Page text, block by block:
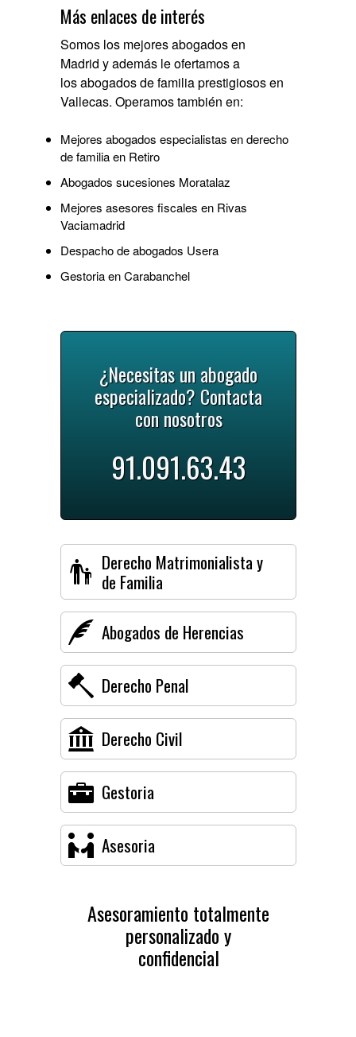
Más enlaces de interés
Somos los mejores abogados en
Madrid y además le ofertamos a
losabogados de familia prestigiosos en
Vallecas. Operamos también en:
Mejores abogados especialistas en derecho
de familia en Retiro
Abogados sucesiones Moratalaz
Mejores asesores fiscales en Rivas
Vaciamadrid
Despacho de abogados Usera
Gestoria en Carabanchel
¿Necesitas un abogado
especializado? Contacta
con nosotros
91.091.63.43
Derecho Matrimonialista y
de Familia
Abogados de Herencias
Derecho Penal
Derecho Civil
Gestoria
Asesoria
Asesoramiento totalmente
personalizado y
confidencial